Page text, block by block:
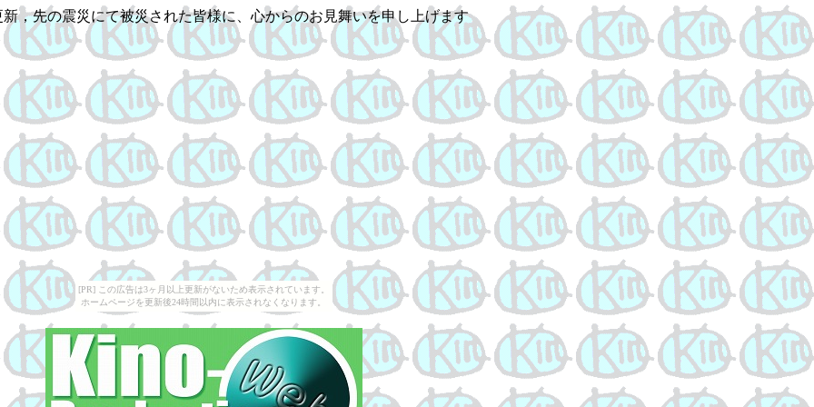
新，先の震災にて被災された皆様に、心からのお見舞いを申し上げます
[PR] この広告は3ヶ月以上更新がないため表示されています。
ホームページを更新後24時間以内に表示されなくなります。